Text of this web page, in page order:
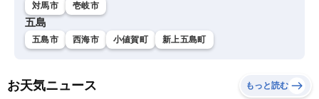
対馬市 壱岐市
五島
五島市 西海市 小値賀町 新上五島町
お天気ニュース もっと読む